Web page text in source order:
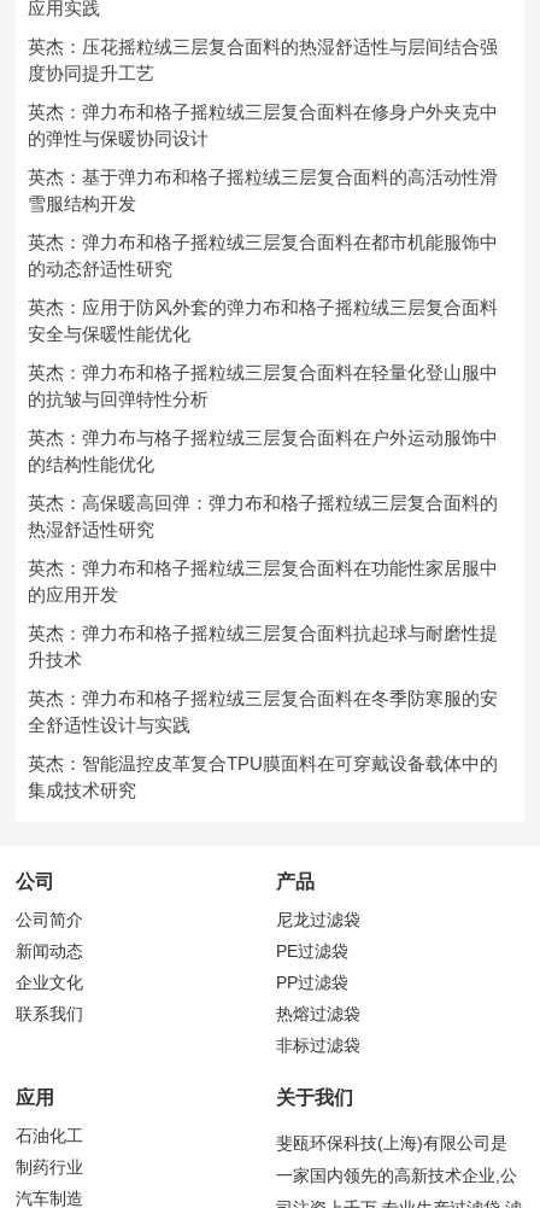
应用实践
英杰：压花摇粒绒三层复合面料的热湿舒适性与层间结合强
度协同提升工艺
英杰：弹力布和格子摇粒绒三层复合面料在修身户外夹克中
的弹性与保暖协同设计
英杰：基于弹力布和格子摇粒绒三层复合面料的高活动性滑
雪服结构开发
英杰：弹力布和格子摇粒绒三层复合面料在都市机能服饰中
的动态舒适性研究
英杰：应用于防风外套的弹力布和格子摇粒绒三层复合面料
安全与保暖性能优化
英杰：弹力布和格子摇粒绒三层复合面料在轻量化登山服中
的抗皱与回弹特性分析
英杰：弹力布与格子摇粒绒三层复合面料在户外运动服饰中
的结构性能优化
英杰：高保暖高回弹：弹力布和格子摇粒绒三层复合面料的
热湿舒适性研究
英杰：弹力布和格子摇粒绒三层复合面料在功能性家居服中
的应用开发
英杰：弹力布和格子摇粒绒三层复合面料抗起球与耐磨性提
升技术
英杰：弹力布和格子摇粒绒三层复合面料在冬季防寒服的安
全舒适性设计与实践
英杰：智能温控皮革复合TPU膜面料在可穿戴设备载体中的
集成技术研究
公司
公司简介
新闻动态
企业文化
联系我们
产品
尼龙过滤袋
PE过滤袋
PP过滤袋
热熔过滤袋
非标过滤袋
应用
石油化工
制药行业
汽车制造
关于我们
斐瓯环保科技(上海)有限公司是
一家国内领先的高新技术企业,公